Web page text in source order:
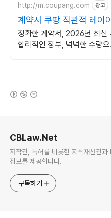
http://m.coupang.com 광고
계약서 쿠팡 직관적 레이
정확한 계약서, 2026년 최신
합리적인 장부, 넉넉한 수량
CBLaw.Net
저작권, 특허를 비롯한 지식재산권
정보를 제공합니다.
구독하기